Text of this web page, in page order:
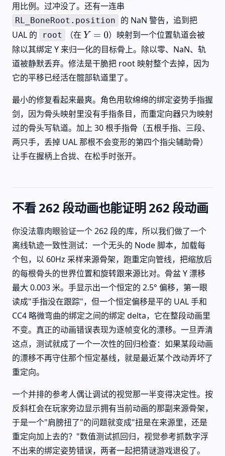
用比例。过冲没了。还有一连串
RL_BoneRoot.position
的 NaN 警告，追到把
UAL 的
root （在 Y= 0
）映射到一个位置轨道会被
除以其绑定 Y 来归一化的目标骨上。除以零、NaN、轨
道被静默丢弃。修法是干脆把 root 映射整个去掉，因为
它的平移已经活在髋部轨道里了。
最小的修复看起来最爽。角色用软绵绵的绑定姿势手指握
剑，因为骨头映射里没有手指条目，而重定向器只为映射
过的骨头写轨道。加上 30 根手指骨（五根手指、三段、
两只手，丢掉 UAL 那根不会变形的第四个指尖辅助骨）
让手在握柄上合拢、在松手时张开。
不看 262 段动画也能证明 262 段动画
你没法靠肉眼验证一个 262 段的库，所以我们做了一个
离线轨迹一致性测试：一个无头的 Node 脚本，加载每
个包，以 60Hz 采样来源骨架，跑重定向管线，把缩放后
的每根骨头的世界位置和旋转跟来源比对。骨盆 Y 漂移
最大 0.003 米。手显示出一个恒定的 2.5° 偏移，第一眼
读成"手指没在跟踪"，但一个恒定偏移是平的 UAL 手和
CC4 略微弯曲的绑定之间的绑定 delta，它在整段动画里
不变。真正的动画错误表现为逐帧变化的漂移。一旦弄清
这点，测试就成了一个一次性的回归检查：如果某段动画
的漂移不再守住那个恒定基线，就是最近某个改动弄坏了
重定向。
一个并排的参考人偶让调试的视觉那一半变得决定性。按
反斜杠会在玩家旁边显示拥有当前动画的那副来源骨架，
于是一个"肩膀扭了"的问题就变成"扭是在来源里，还是
重定向加上去的？"数值测试抓回归，视觉参考抓数字浮
不出来的绑定姿势错误，两者一起把猜谜游戏退役了。